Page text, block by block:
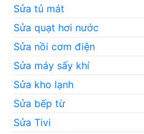
Sửa tủ mát
Sửa quạt hơi nước
Sửa nồi cơm điện
Sửa máy sấy khí
Sửa kho lạnh
Sửa bếp từ
Sửa Tivi